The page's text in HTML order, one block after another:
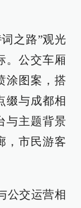
之路”观光
。公交车厢
涂图案，搭
缀与成都相
与主题背景
，市民游客
公交运营相